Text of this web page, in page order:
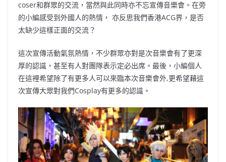
coser和群眾的交流，當然與此同時亦不忘宣傳音樂會。在旁
的小編感受到外國人的熱情， 亦反思我們香港ACG界，是否
太缺少這樣正面的交流？
這次宣傳活動氣氛熱情，不少群眾亦對是次音樂會有了更深
厚的認識，甚至有人對團隊表示定必出席。最後，小編個人
在這裡希望除了有更多人可以來臨本次音樂會外,更希望藉這
次宣傳大眾對我們Cosplay有更多的認識。